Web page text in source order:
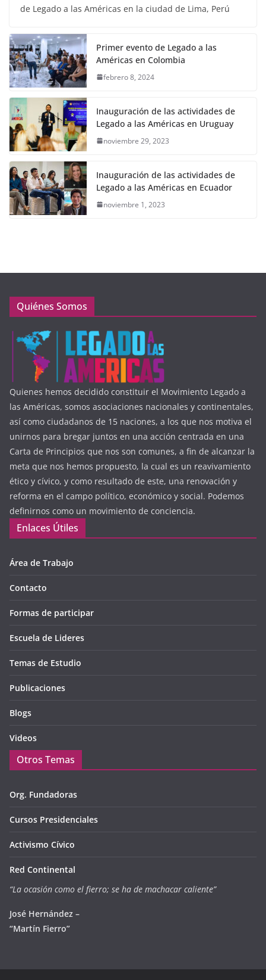
de Legado a las Américas en la ciudad de Lima, Perú
Primer evento de Legado a las
Américas en Colombia
febrero 8, 2024
Inauguración de las actividades de
Legado a las Américas en Uruguay
noviembre 29, 2023
Inauguración de las actividades de
Legado a las Américas en Ecuador
noviembre 1, 2023
Quiénes Somos
Quienes hemos decidido constituir el Movimiento Legado a
las Américas, somos asociaciones nacionales y continentales,
así como ciudadanos de 15 naciones, a los que nos motiva el
unirnos para bregar juntos en una acción centrada en una
Carta de Principios que nos son comunes, a fin de alcanzar la
meta que nos hemos propuesto, la cual es un reavivamiento
ético y cívico, y como resultado de este, una renovación y
reforma en el campo político, económico y social. Podemos
definirnos como un movimiento de conciencia.
Enlaces Útiles
Área de Trabajo
Contacto
Formas de participar
Escuela de Lideres
Temas de Estudio
Publicaciones
Blogs
Videos
Otros Temas
Org. Fundadoras
Cursos Presidenciales
Activismo Cívico
Red Continental
“La ocasión como el fierro; se ha de machacar caliente”
José Hernández –
“Martín Fierro”